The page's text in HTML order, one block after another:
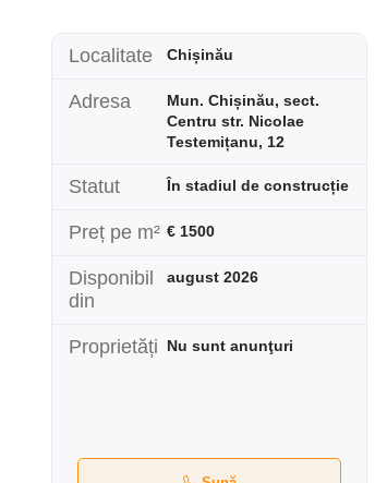
Localitate Chișinău
Adresa
Mun. Chișinău, sect.
Centru str. Nicolae
Testemițanu, 12
Statut În stadiul de construcție
Preț pe m² € 1500
Disponibil
din
august 2026
Proprietăți Nu sunt anunţuri